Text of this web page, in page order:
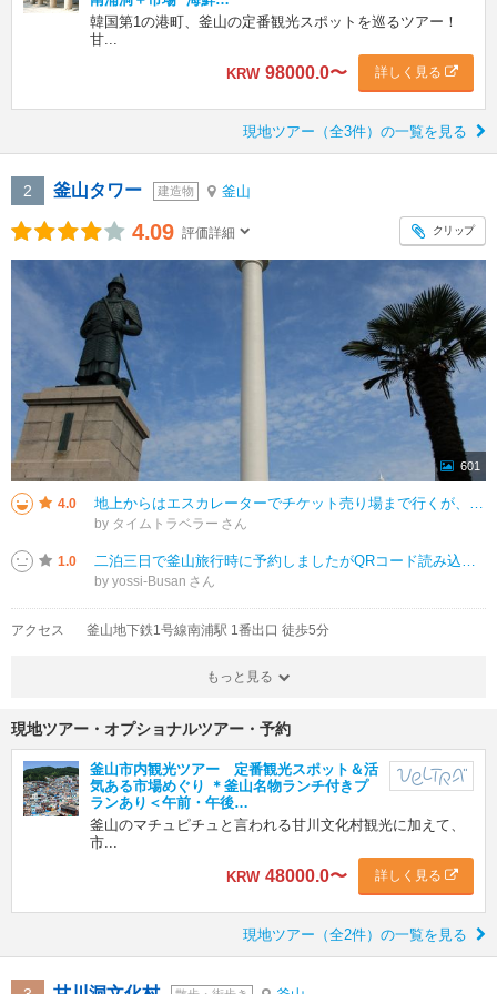
韓国第1の港町、釜山の定番観光スポットを巡るツアー！
甘...
KRW 98000.0〜 詳しく見る
現地ツアー（全3件）の一覧を見る
2 釜山タワー 建造物 釜山
4.09 評価詳細 クリップ
601
4.0 地上からはエスカレーターでチケット売り場まで行くが、途中止まってて、階段で上がる。さてチケット売り場は別建物、今回はビジット釜山パスを持っていたんで引き換えて入場。 エレベーターで、最上階まで行くと釜山の景観が望める。意
by タイムトラベラー
1.0 二泊三日で釜山旅行時に予約しましたがQRコード読み込めず２日間不自由な思いをしました。ホテルではホテルのWi-Fiがあったのでよかったですが外では困りました。現地語話せないので翻訳が使えないしゼスチャーで切り抜けました。読
by yossi-Busan
アクセス 釜山地下鉄1号線南浦駅 1番出口 徒歩5分
もっと見る
現地ツアー・オプショナルツアー・予約
釜山市内観光ツアー 定番観光スポット＆活
気ある市場めぐり ＊釜山名物ランチ付きプ
ランあり＜午前・午後…
釜山のマチュピチュと言われる甘川文化村観光に加えて、
市...
KRW 48000.0〜 詳しく見る
現地ツアー（全2件）の一覧を見る